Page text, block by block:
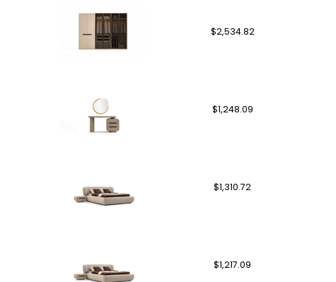
$2,534.82
$1,248.09
$1,310.72
$1,217.09